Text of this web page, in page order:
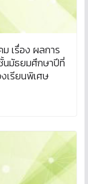
เรื่อง ผลการ
นมัธยมศึกษาปีที่
เรียนพิเศษ